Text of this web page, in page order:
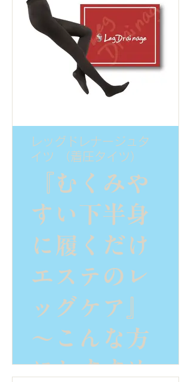
ると、深部
静脈が筋肉
とレッグド
の両方の力
で圧迫され
筋ポンプ作
用が増強さ
れます。さ
らにナノゲ
ルマニウム
繊維を生地
レッグドレナージュタ
イツ （着圧タイツ）
『むくみや
すい下半身
に履くだけ
エステのレ
ッグケア』
～こんな方
におすすめ